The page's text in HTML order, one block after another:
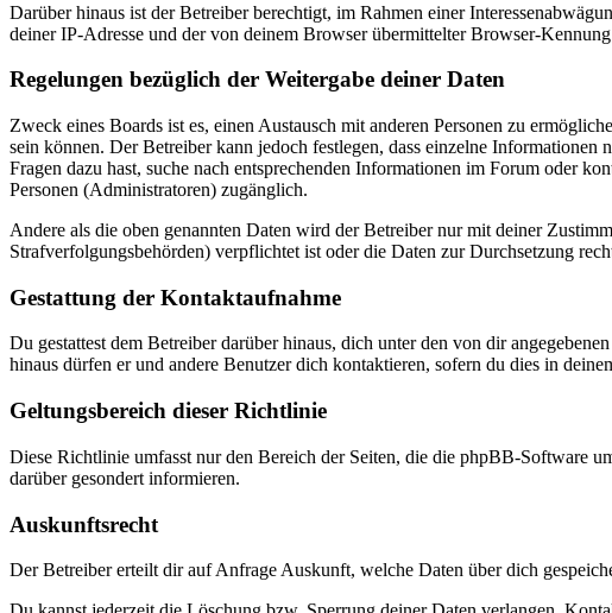
Darüber hinaus ist der Betreiber berechtigt, im Rahmen einer
deiner IP-Adresse und der von deinem Browser übermittelter Browser-
Regelungen bezüglich der Weitergabe deiner Daten
Zweck eines Boards ist es, einen Austausch mit anderen Personen zu
sein können. Der Betreiber kann jedoch festlegen, dass einzelne
Fragen dazu hast, suche nach entsprechenden Informationen im Forum oder
Personen (Administratoren) zugänglich.
Andere als die oben genannten Daten wird der Betreiber nur mit deiner
Strafverfolgungsbehörden) verpflichtet ist oder die Daten zur Durchsetzung
Gestattung der Kontaktaufnahme
Du gestattest dem Betreiber darüber hinaus, dich unter den von dir
hinaus dürfen er und andere Benutzer dich kontaktieren, sofern du dies in
Geltungsbereich dieser Richtlinie
Diese Richtlinie umfasst nur den Bereich der Seiten, die die phpBB-Software
darüber gesondert informieren.
Auskunftsrecht
Der Betreiber erteilt dir auf Anfrage Auskunft, welche Daten über dich